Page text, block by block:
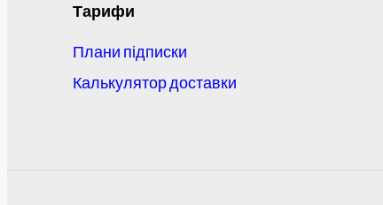
Тарифи
Плани підписки
Калькулятор доставки